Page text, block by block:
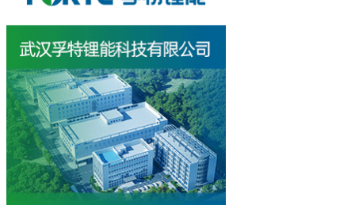
青海油田 2025年 油气